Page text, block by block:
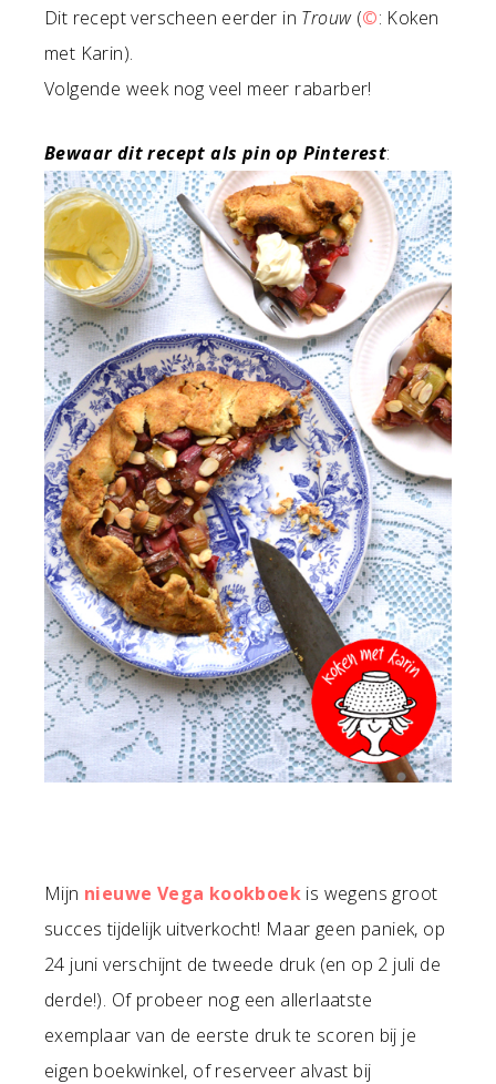
Dit recept verscheen eerder in Trouw(©: Koken
met Karin).
Volgende week nog veel meer rabarber!
Bewaar dit recept als pin op Pinterest:
Mijn nieuwe Vega kookboek is wegens groot
succes tijdelijk uitverkocht! Maar geen paniek, op
24 juni verschijnt de tweede druk (en op 2 juli de
derde!). Of probeer nog een allerlaatste
exemplaar van de eerste druk te scoren bij je
eigen boekwinkel, of reserveer alvast bij